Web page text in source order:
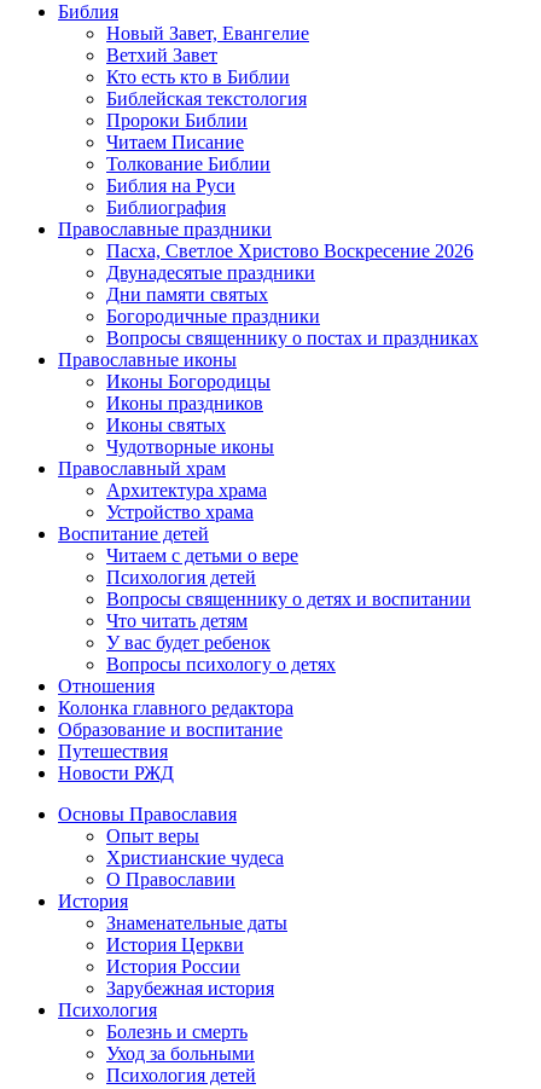
Библия
Новый Завет, Евангелие
Ветхий Завет
Кто есть кто в Библии
Библейская текстология
Пророки Библии
Читаем Писание
Толкование Библии
Библия на Руси
Библиография
Православные праздники
Пасха, Светлое Христово Воскресение 2026
Двунадесятые праздники
Дни памяти святых
Богородичные праздники
Вопросы священнику о постах и праздниках
Православные иконы
Иконы Богородицы
Иконы праздников
Иконы святых
Чудотворные иконы
Православный храм
Архитектура храма
Устройство храма
Воспитание детей
Читаем с детьми о вере
Психология детей
Вопросы священнику о детях и воспитании
Что читать детям
У вас будет ребенок
Вопросы психологу о детях
Отношения
Колонка главного редактора
Образование и воспитание
Путешествия
Новости РЖД
Основы Православия
Опыт веры
Христианские чудеса
О Православии
История
Знаменательные даты
История Церкви
История России
Зарубежная история
Психология
Болезнь и смерть
Уход за больными
Психология детей